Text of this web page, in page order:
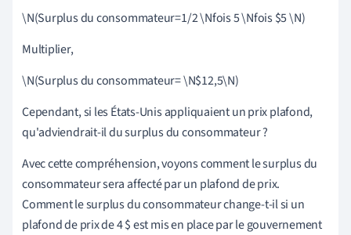
\N(Surplus du consommateur=1/2 \Nfois 5 \Nfois$5 \N)
Multiplier,
\N(Surplus du consommateur= \N$12,5\N)
Cependant, si les États-Unis appliquaient un prix plafond,
qu'adviendrait-il du surplus du consommateur ?
Avec cette compréhension, voyons comment le surplus du
consommateur sera affecté par un plafond de prix.
Comment le surplus du consommateur change-t-il si un
plafond de prix de 4 $ est mis en place par le gouvernement